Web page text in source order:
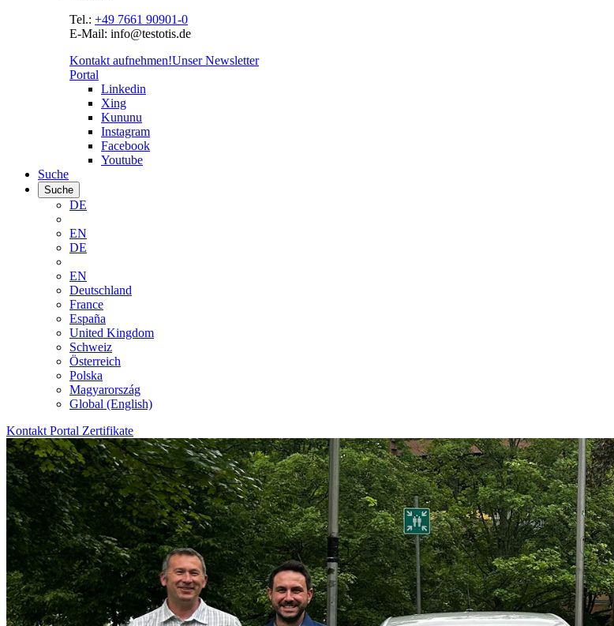
Tel.: +49 7661 90901-0
E-Mail: info@testotis.de
Kontakt aufnehmen!Unser Newsletter
Portal
Linkedin
Xing
Kununu
Instagram
Facebook
Youtube
Suche
Suche
DE
EN
DE
EN
Deutschland
France
España
United Kingdom
Schweiz
Österreich
Polska
Magyarország
Global (English)
Kontakt Portal Zertifikate